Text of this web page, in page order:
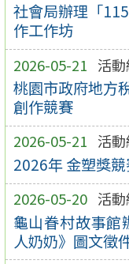
社會局辦理「
作工作坊
2026-05-21 活
桃園市政府地方
創作競賽
2026-05-21 活
2026年 金塑獎競
2026-05-20 活
龜山眷村故事館
人奶奶》圖文徵